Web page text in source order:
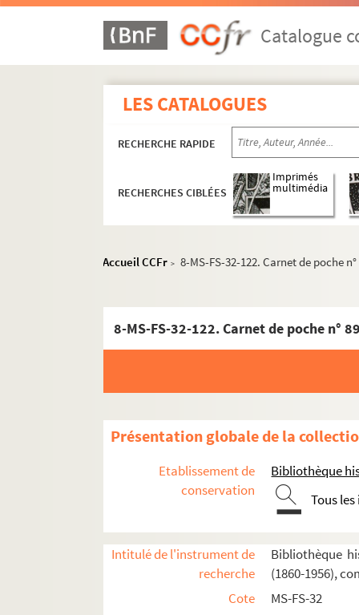
Catalogue
LES CATALOGUES
RECHERCHE RAPIDE
RECHERCHES CIBLÉES
Imprimés
multimédia
Accueil CCFr > 8-MS-FS-32-122. Carnet de poche n°
8-MS-FS-32-122. Carnet de poche n°
Présentation globale de la
Etablissement de
conservation
Bibliothèque
Tous
Intitulé de l'instrument de
recherche
Bibliothèque
(1860-1956),
Cote
MS-FS-32
La vie du poète (1888)
Louise (1900)
Impression de voyage : Munich (1910)
Julien (1913)
Réflexions sur la musique
Mémoires
Discours, articles, interviews